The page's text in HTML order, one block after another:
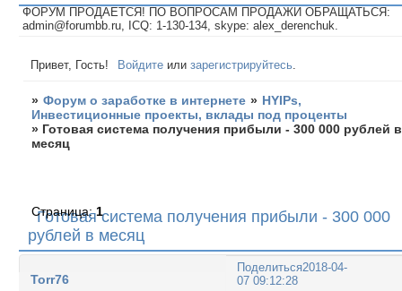
ФОРУМ ПРОДАЕТСЯ! ПО ВОПРОСАМ ПРОДАЖИ ОБРАЩАТЬСЯ:
admin@forumbb.ru, ICQ: 1-130-134, skype: alex_derenchuk.
Привет, Гость! Войдите илизарегистрируйтесь
» Форум о заработке в интернете » HYIPs,
Инвестиционные проекты, вклады под проценты
» Готовая система получения прибыли - 300 000 рублей в
месяц
Готовая система получения прибыли - 300 000
рублей в месяц
Страница:1
Поделиться2018-04-
07 09:12:28
Torr76